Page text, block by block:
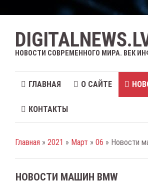
НОВОСТИ СОВРЕМЕННОГО МИРА. ВЕК
ГЛАВНАЯ О САЙТЕ
КОНТАКТЫ
Главная » 2021 » Март » 06 » Новости
НОВОСТИ МАШИН BMW